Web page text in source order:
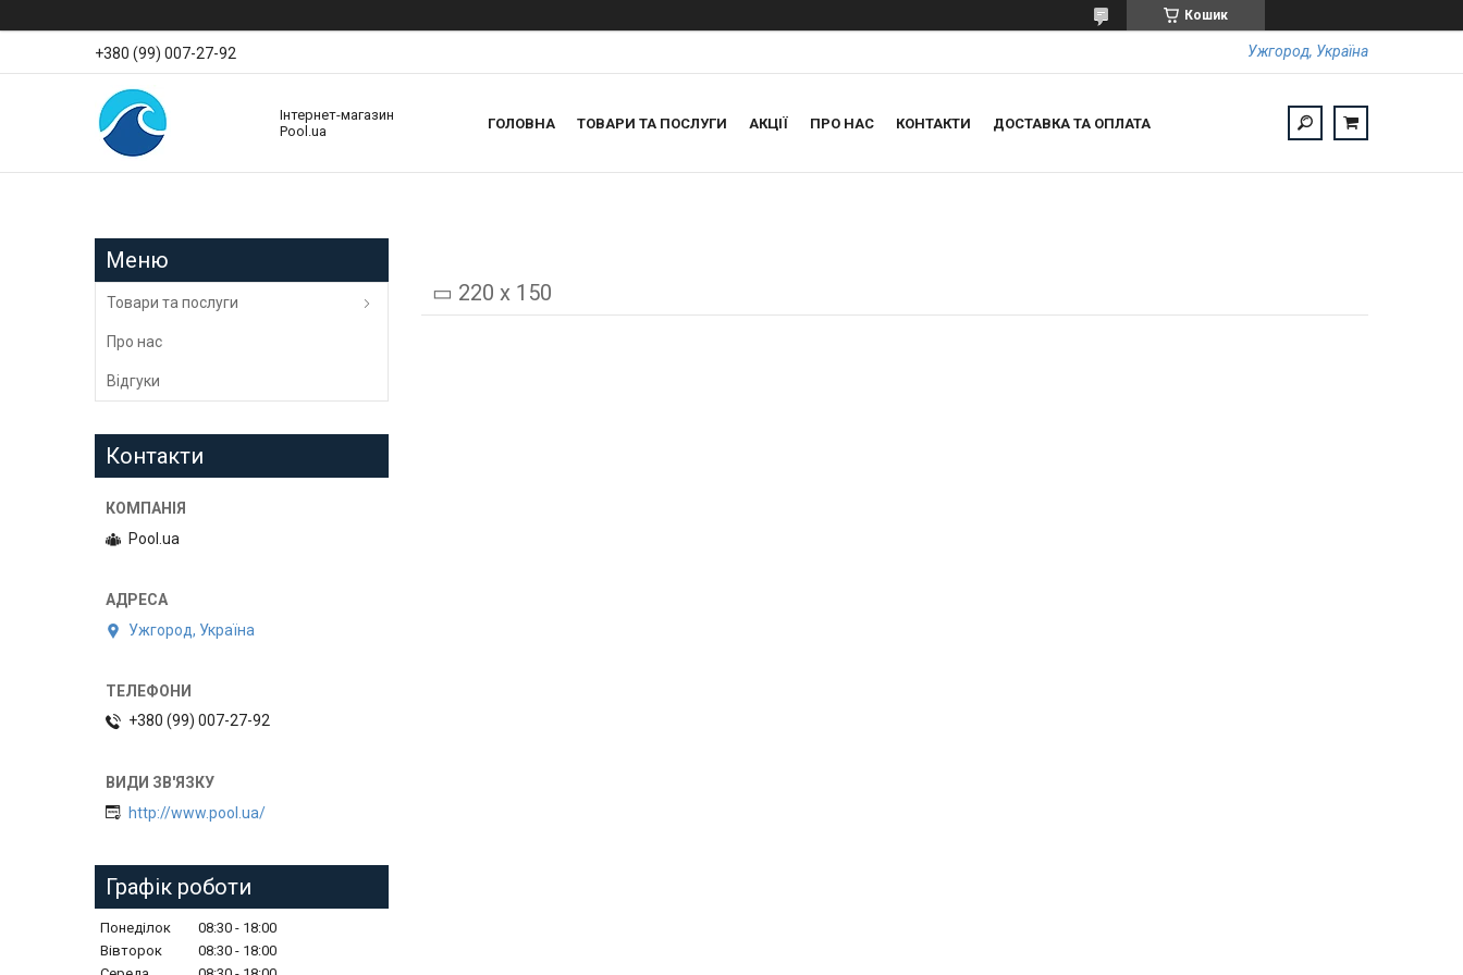
Кошик
+380 (99) 007-27-92 Ужгород, Україна
Інтернет-магазин
Pool.ua
ГОЛОВНА ТОВАРИ ТА ПОСЛУГИ АКЦІЇ ПРО НАС КОНТАКТИ ДОСТАВКА ТА ОПЛАТА
▭ 220 х 150
Товари та послуги
Про нас
Відгуки
Контакти
Pool.ua
Ужгород, Україна
+380 (99) 007-27-92
http://www.pool.ua/
Графік роботи
Понеділок 08:30
18:00
Вівторок
08:30
18:00